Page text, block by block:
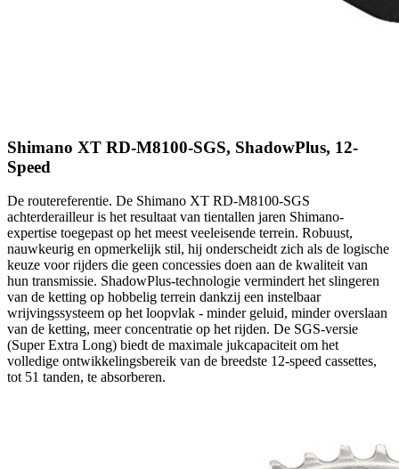
Shimano XT RD-M8100-SGS, ShadowPlus, 12-
Speed
De routereferentie. De Shimano XT RD-M8100-SGS
achterderailleur is het resultaat van tientallen jaren Shimano-
expertise toegepast op het meest veeleisende terrein. Robuust,
nauwkeurig en opmerkelijk stil, hij onderscheidt zich als de logische
keuze voor rijders die geen concessies doen aan de kwaliteit van
hun transmissie. ShadowPlus-technologie vermindert het slingeren
van de ketting op hobbelig terrein dankzij een instelbaar
wrijvingssysteem op het loopvlak - minder geluid, minder overslaan
van de ketting, meer concentratie op het rijden. De SGS-versie
(Super Extra Long) biedt de maximale jukcapaciteit om het
volledige ontwikkelingsbereik van de breedste 12-speed cassettes,
tot 51 tanden, te absorberen.